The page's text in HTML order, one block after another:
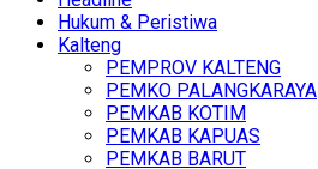
Hukum & Peristiwa
Kalteng
PEMPROV KALTENG
PEMKO PALANGKARAYA
PEMKAB KOTIM
PEMKAB KAPUAS
PEMKAB BARUT